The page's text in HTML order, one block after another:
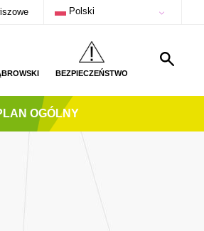
Polski
BEZPIECZEŃSTWO
OGÓLNY